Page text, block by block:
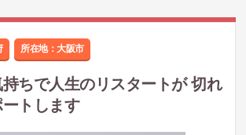
所在地： 大阪市
ちで人生のリスタートが 切れ
トします